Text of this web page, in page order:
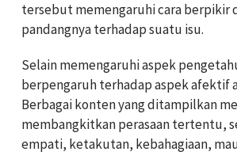
tersebut memengaruhi cara berpikir
pandangnya terhadap suatu isu.
Selain memengaruhi aspek
berpengaruh terhadap aspek afektif
Berbagai konten yang ditampilkan
membangkitkan perasaan tertentu,
empati, ketakutan, kebahagiaan,